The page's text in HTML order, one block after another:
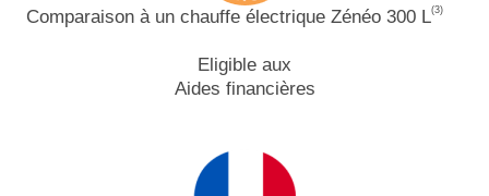
Comparaison à un chauffe électrique Zénéo 300 L(3)
Eligible aux
Aides financières